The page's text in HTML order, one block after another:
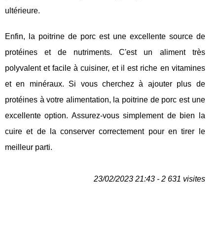
ultérieure.
Enfin, la poitrine de porc est une excellente source de
protéines et de nutriments. C'est un aliment très
polyvalent et facile à cuisiner, et il est riche en vitamines
et en minéraux. Si vous cherchez à ajouter plus de
protéines à votre alimentation, la poitrine de porc est une
excellente option. Assurez-vous simplement de bien la
cuire et de la conserver correctement pour en tirer le
meilleur parti.
23/02/2023 21:43 - 2 631 visites